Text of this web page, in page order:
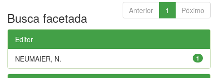
Anterior 1 Póximo
Busca facetada
Editor
1
NEUMAIER, N.